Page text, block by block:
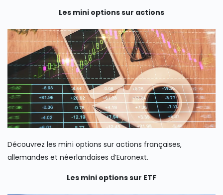
Les mini options sur actions
Découvrez les mini options sur actions françaises,
allemandes et néerlandaises d’Euronext.
Les mini options sur ETF